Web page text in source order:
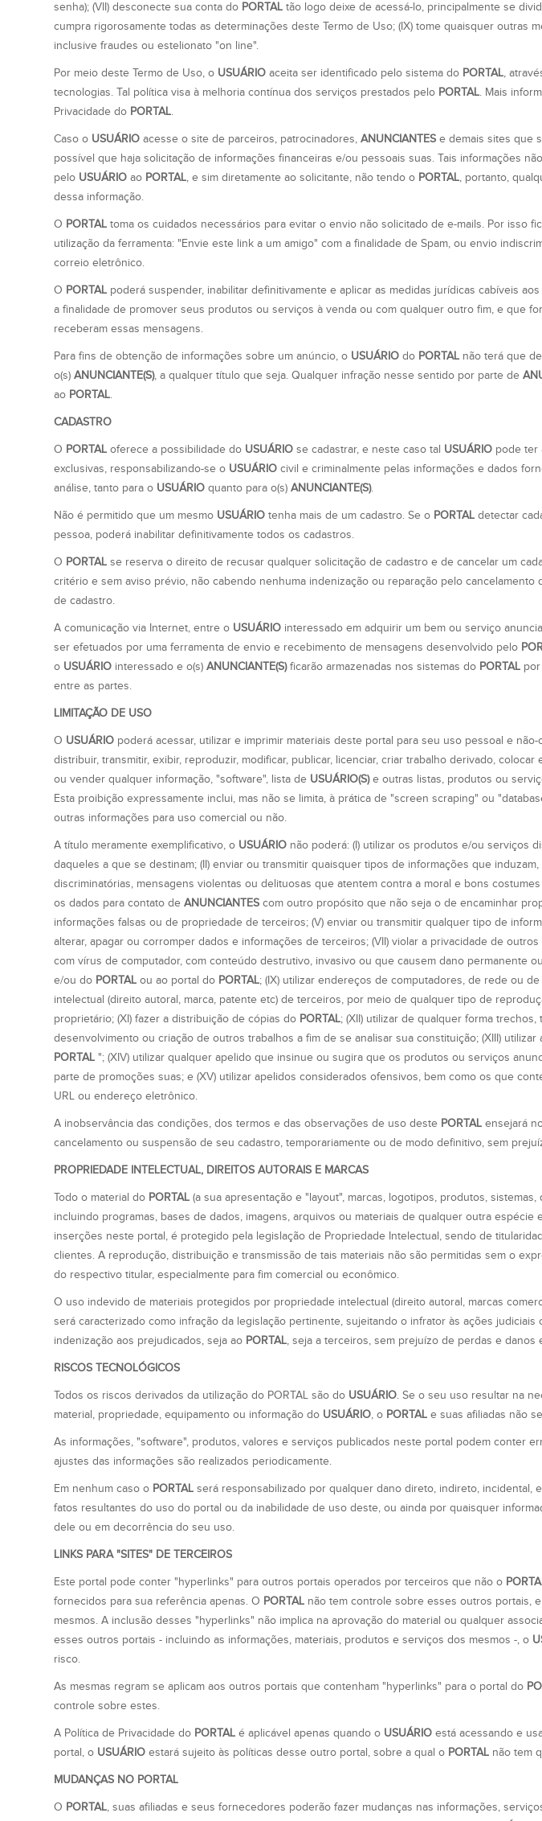
senha); (VII) desconecte sua conta do PORTAL tão logo deixe de acessá-lo, principalmente se
cumpra rigorosamente todas as determinações deste Termo de Uso; (IX) tome quaisquer outras
inclusive fraudes ou estelionato "on line".
Por meio deste Termo de Uso, o USUÁRIO aceita ser identificado pelo sistema do PORTAL,
tecnologias. Tal política visa à melhoria contínua dos serviços prestados pelo PORTAL. Mais
Privacidade do PORTAL.
Caso o USUÁRIO acesse o site de parceiros, patrocinadores, ANUNCIANTES e demais sites que
possível que haja solicitação de informações financeiras e/ou pessoais suas. Tais informações
pelo USUÁRIO ao PORTAL, e sim diretamente ao solicitante, não tendo o PORTAL, portanto,
dessa informação.
O PORTAL toma os cuidados necessários para evitar o envio não solicitado de e-mails. Por isso
utilização da ferramenta: "Envie este link a um amigo" com a finalidade de Spam, ou envio
correio eletrônico.
O PORTAL poderá suspender, inabilitar definitivamente e aplicar as medidas jurídicas cabíveis aos
a finalidade de promover seus produtos ou serviços à venda ou com qualquer outro fim, e que
receberam essas mensagens.
Para fins de obtenção de informações sobre um anúncio, o USUÁRIO do PORTAL não terá que
o(s) ANUNCIANTE(S), a qualquer título que seja. Qualquer infração nesse sentido por parte de
ao PORTAL.
CADASTRO
O PORTAL oferece a possibilidade do USUÁRIO se cadastrar, e neste caso tal USUÁRIO pode ter
exclusivas, responsabilizando-se o USUÁRIO civil e criminalmente pelas informações e dados
análise, tanto para o USUÁRIO quanto para o(s) ANUNCIANTE(S).
Não é permitido que um mesmo USUÁRIO tenha mais de um cadastro. Se o PORTAL detectar
pessoa, poderá inabilitar definitivamente todos os cadastros.
O PORTAL se reserva o direito de recusar qualquer solicitação de cadastro e de cancelar um
critério e sem aviso prévio, não cabendo nenhuma indenização ou reparação pelo
de cadastro.
A comunicação via Internet, entre o USUÁRIO interessado em adquirir um bem ou serviço
ser efetuados por uma ferramenta de envio e recebimento de mensagens desenvolvido pelo
o USUÁRIO interessado e o(s) ANUNCIANTE(S)ficarão armazenadas nos sistemas do PORTAL
entre as partes.
LIMITAÇÃO DE USO
O USUÁRIO poderá acessar, utilizar e imprimir materiais deste portal para seu uso pessoal e não-
distribuir, transmitir, exibir, reproduzir, modificar, publicar, licenciar, criar trabalho derivado,
ou vender qualquer informação, "software", lista de USUÁRIO(S)e outras listas, produtos ou
Esta proibição expressamente inclui, mas não se limita, à prática de "screen scraping" ou
outras informações para uso comercial ou não.
A título meramente exemplificativo, o USUÁRIO não poderá: (I) utilizar os produtos e/ou serviços
daqueles a que se destinam; (II) enviar ou transmitir quaisquer tipos de informações que
discriminatórias, mensagens violentas ou delituosas que atentem contra a moral e bons
os dados para contato de ANUNCIANTES com outro propósito que não seja o de encaminhar
informações falsas ou de propriedade de terceiros; (V) enviar ou transmitir qualquer tipo de
alterar, apagar ou corromper dados e informações de terceiros; (VII) violar a privacidade de outros
com vírus de computador, com conteúdo destrutivo, invasivo ou que causem dano permanente
e/ou do PORTAL ou ao portal do PORTAL; (IX) utilizar endereços de computadores, de rede ou
intelectual (direito autoral, marca, patente etc) de terceiros, por meio de qualquer tipo de
proprietário; (XI) fazer a distribuição de cópias do PORTAL; (XII) utilizar de qualquer forma
desenvolvimento ou criação de outros trabalhos a fim de se analisar sua constituição; (XIII)
PORTAL "; (XIV) utilizar qualquer apelido que insinue ou sugira que os produtos ou serviços
parte de promoções suas; e (XV) utilizar apelidos considerados ofensivos, bem como os que
URL ou endereço eletrônico.
A inobservância das condições, dos termos e das observações de uso deste PORTAL ensejará
cancelamento ou suspensão de seu cadastro, temporariamente ou de modo definitivo, sem
PROPRIEDADE INTELECTUAL, DIREITOS AUTORAIS E MARCAS
Todo o material do PORTAL (a sua apresentação e "layout", marcas, logotipos, produtos,
incluindo programas, bases de dados, imagens, arquivos ou materiais de qualquer outra espécie
inserções neste portal, é protegido pela legislação de Propriedade Intelectual, sendo de
clientes. A reprodução, distribuição e transmissão de tais materiais não são permitidas sem o
do respectivo titular, especialmente para fim comercial ou econômico.
O uso indevido de materiais protegidos por propriedade intelectual (direito autoral, marcas
será caracterizado como infração da legislação pertinente, sujeitando o infrator às ações
indenização aos prejudicados, seja ao PORTAL, seja a terceiros, sem prejuízo de perdas e danos
RISCOS TECNOLÓGICOS
Todos os riscos derivados da utilização do PORTAL são do USUÁRIO. Se o seu uso resultar na
material, propriedade, equipamento ou informação do USUÁRIO, o PORTAL e suas afiliadas não
As informações, "software", produtos, valores e serviços publicados neste portal podem conter
ajustes das informações são realizados periodicamente.
Em nenhum caso o PORTAL será responsabilizado por qualquer dano direto, indireto, incidental,
fatos resultantes do uso do portal ou da inabilidade de uso deste, ou ainda por quaisquer
dele ou em decorrência do seu uso.
LINKS PARA "SITES" DE TERCEIROS
Este portal pode conter "hyperlinks" para outros portais operados por terceiros que não o
fornecidos para sua referência apenas. O PORTAL não tem controle sobre esses outros portais,
mesmos. A inclusão desses "hyperlinks" não implica na aprovação do material ou qualquer
esses outros portais - incluindo as informações, materiais, produtos e serviços dos mesmos -, o
risco.
As mesmas regram se aplicam aos outros portais que contenham "hyperlinks" para o portal do
controle sobre estes.
A Política de Privacidade do PORTAL é aplicável apenas quando o USUÁRIO está acessando e
portal, o USUÁRIO estará sujeito às políticas desse outro portal, sobre a qual o PORTAL não tem
MUDANÇAS NO PORTAL
O PORTAL, suas afiliadas e seus fornecedores poderão fazer mudanças nas informações,